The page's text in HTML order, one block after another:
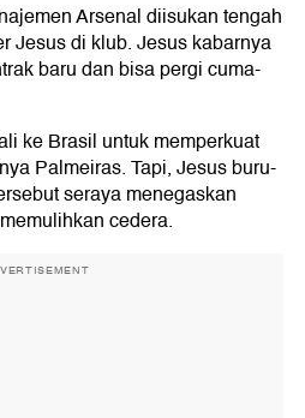
Arsenal diisukan tengah
Jesus di klub. Jesus kabarnya
baru dan bisa pergi cuma-
ke Brasil untuk memperkuat
Palmeiras. Tapi, Jesus buru-
seraya menegaskan
cedera.